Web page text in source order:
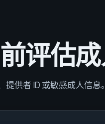
评估成
供者 ID 或敏感成人信息。